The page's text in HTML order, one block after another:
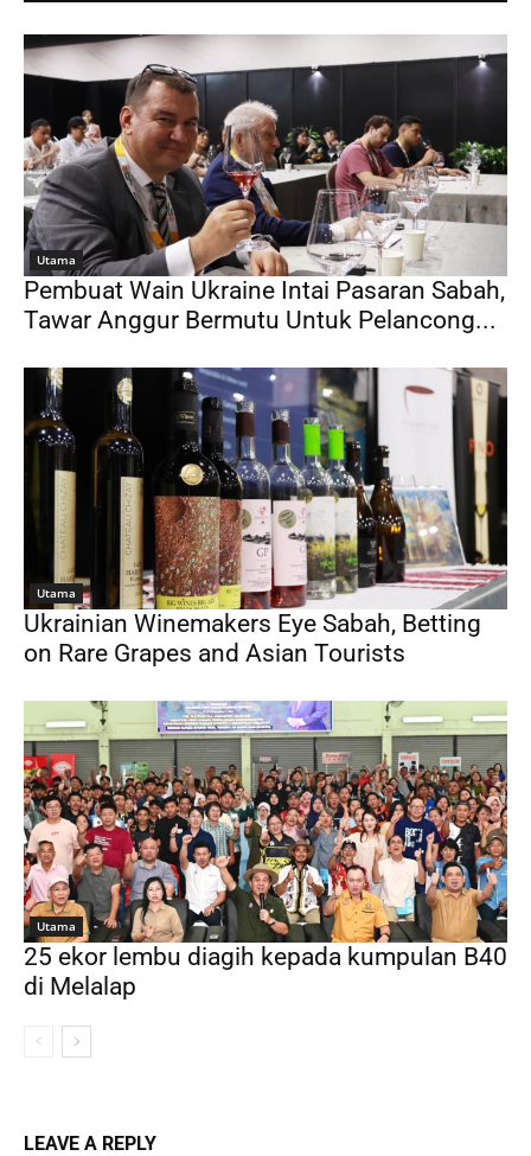
Utama
Pembuat Wain Ukraine Intai Pasaran Sabah,
Tawar Anggur Bermutu Untuk Pelancong...
Utama
Ukrainian Winemakers Eye Sabah, Betting
on Rare Grapes and Asian Tourists
Utama
25 ekor lembu diagih kepada kumpulan B40
di Melalap
LEAVE A REPLY